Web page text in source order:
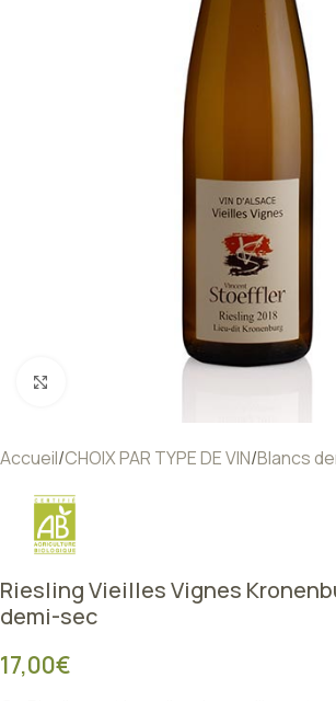
Accueil/CHOIX PAR TYPE DE VIN/Blancs
Riesling Vieilles Vignes
demi-sec
17,00€